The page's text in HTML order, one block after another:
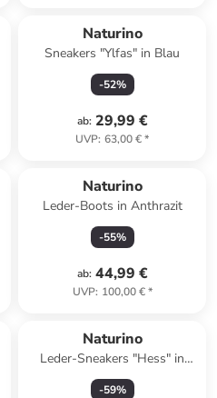
Naturino
Sneakers "Ylfas" in Blau
-52%
ab: 29,99 €
UVP: 63,00 €*
Naturino
Leder-Boots in Anthrazit
-55%
ab: 44,99 €
UVP: 100,00 €*
Naturino
Leder-Sneakers "Hess" in
Blau
-59%